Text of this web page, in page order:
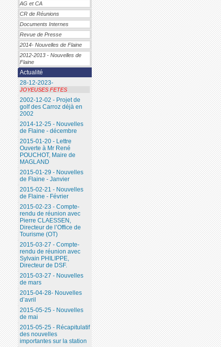
AG et CA
CR de Réunions
Documents Internes
Revue de Presse
2014- Nouvelles de Flaine
2012-2013 - Nouvelles de
Flaine
Actualité
28-12-2023-
JOYEUSES FETES
2002-12-02 - Projet de
golf des Carroz déjà en
2002
2014-12-25 - Nouvelles
de Flaine - décembre
2015-01-20 - Lettre
Ouverte à Mr René
POUCHOT, Maire de
MAGLAND
2015-01-29 - Nouvelles
de Flaine - Janvier
2015-02-21 - Nouvelles
de Flaine - Février
2015-02-23 - Compte-
rendu de réunion avec
Pierre CLAESSEN,
Directeur de l’Office de
Tourisme (OT)
2015-03-27 - Compte-
rendu de réunion avec
Sylvain PHILIPPE,
Directeur de DSF.
2015-03-27 - Nouvelles
de mars
2015-04-28- Nouvelles
d’avril
2015-05-25 - Nouvelles
de mai
2015-05-25 - Récapitulatif
des nouvelles
importantes sur la station